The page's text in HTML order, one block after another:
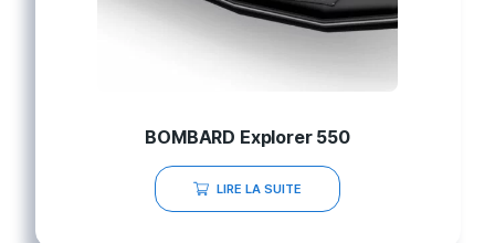
BOMBARD Explorer 550
LIRE LA SUITE